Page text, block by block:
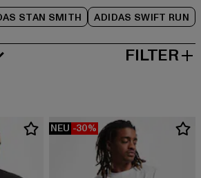
STAN SMITH ADIDAS SWIFT RUN
FILTER
NEU -30%